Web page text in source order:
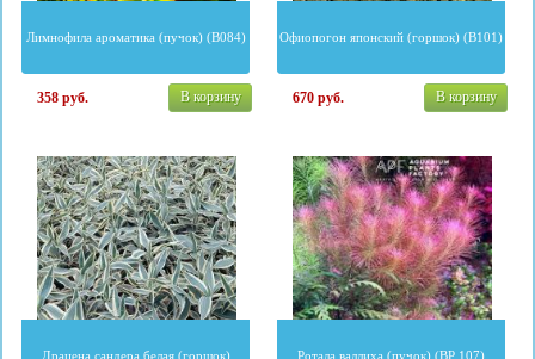
Лимнофила ароматика (пучок) (B084)
358руб. В корзину
Офиопогон японский (горшок) (B101)
670руб. В корзину
Драцена сандера белая (горшок) Ротала валлиха (пучок) (BP 107)